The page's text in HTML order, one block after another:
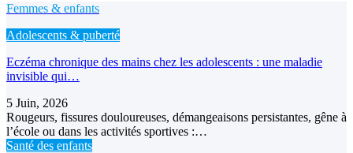
Femmes & enfants
Adolescents & puberté
Eczéma chronique des mains chez les adolescents : une maladie
invisible qui…
5 Juin, 2026
Rougeurs, fissures douloureuses, démangeaisons persistantes, gêne à
l’école ou dans les activités sportives :…
Santé des enfants